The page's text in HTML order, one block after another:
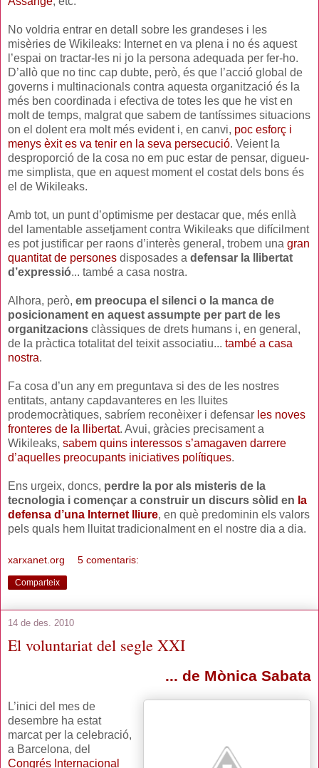
No voldria entrar en detall sobre les grandeses i les
misèries de Wikileaks: Internet en va plena i no és aquest
l’espai on tractar-les ni jo la persona adequada per fer-ho.
D’allò que no tinc cap dubte, però, és que l’acció global de
governs i multinacionals contra aquesta organització és la
més ben coordinada i efectiva de totes les que he vist en
molt de temps, malgrat que sabem de tantíssimes situacions
on el dolent era molt més evident i, en canvi, poc esforç i
menys èxit es va tenir en la seva persecució. Veient la
desproporció de la cosa no em puc estar de pensar, digueu-
me simplista, que en aquest moment el costat dels bons és
el de Wikileaks.
Amb tot, un punt d’optimisme per destacar que, més enllà
del lamentable assetjament contra Wikileaks que difícilment
es pot justificar per raons d’interès general, trobem una gran
quantitat de persones disposades a defensar la llibertat
d’expressió... també a casa nostra.
Alhora, però, em preocupa el silenci o la manca de
posicionament en aquest assumpte per part de les
organitzacions clàssiques de drets humans i, en general,
de la pràctica totalitat del teixit associatiu... també a casa
nostra.
Fa cosa d’un any em preguntava si des de les nostres
entitats, antany capdavanteres en les lluites
prodemocràtiques, sabríem reconèixer i defensar les noves
fronteres de la llibertat. Avui, gràcies precisament a
Wikileaks, sabem quins interessos s’amagaven darrere
d’aquelles preocupants iniciatives polítiques.
Ens urgeix, doncs, perdre la por als misteris de la
tecnologia i començar a construir un discurs sòlid en la
defensa d’una Internet lliure, en què predominin els valors
pels quals hem lluitat tradicionalment en el nostre dia a dia.
xarxanet.org 5 comentaris:
Comparteix
14 de des. 2010
El voluntariat del segle XXI
... de Mònica Sabata
L’inici del mes de
desembre ha estat
marcat per la celebració,
a Barcelona, del
Congrés Internacional